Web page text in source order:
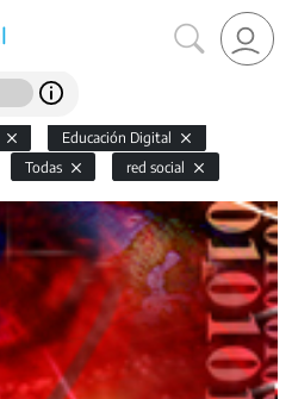
Educación Digital
Todas red social